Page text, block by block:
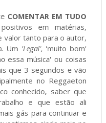
COMENTAR EM TUDO
em matérias,
valor tanto para o autor,
Um 'Legal', 'muito bom'
essa música' ou coisas
que 3 segundos e vão
no Reggaeton
conhecido, saber que
e que estão ali
gás para continuar e